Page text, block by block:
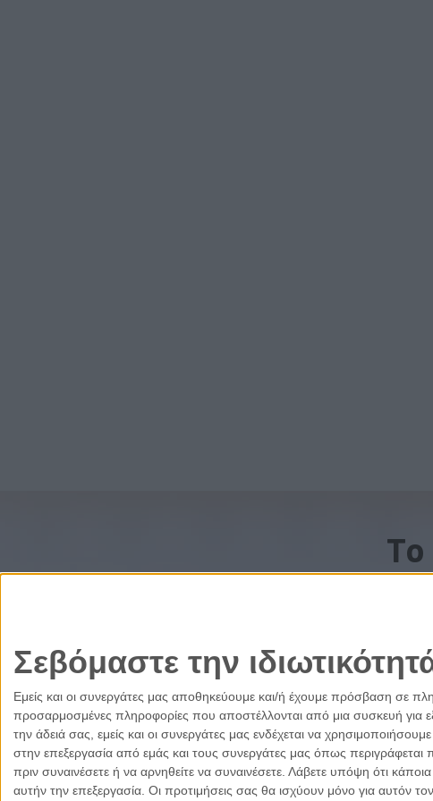
Σεβόμαστε την
Εμείς και οι συνεργάτες μας αποθηκεύουμε και/ή έχουμε πρόσβαση σε
προσαρμοσμένες πληροφορίες που αποστέλλονται από μια συσκευή για
την άδειά σας, εμείς και οι συνεργάτες μας ενδέχεται να
στην επεξεργασία από εμάς και τους συνεργάτες μας όπως
πριν συναινέσετε ή να αρνηθείτε να συναινέσετε. Λάβετε υπόψη ότι
αυτήν την επεξεργασία. Οι προτιμήσεις σας θα ισχύουν μόνο για αυτόν
Ελλάδα Κύπρος Δικαιοσύνη Πολιτισμός